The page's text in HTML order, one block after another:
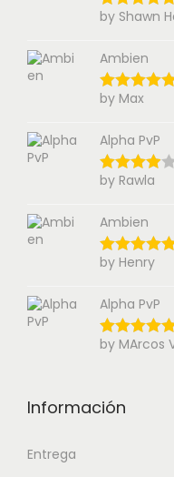
by Shawn
Ambien
by Max
Alpha PvP
by Rawla
Ambien
by Henry
Alpha PvP
by MArcos
Información
Entrega